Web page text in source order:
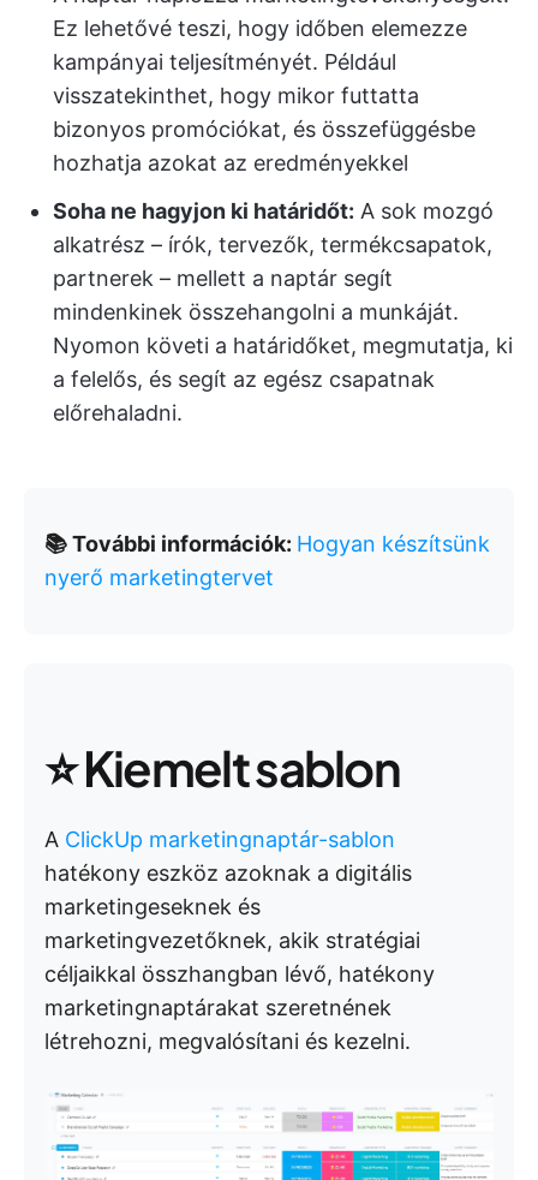
Ez lehetővé teszi, hogy időben elemezze
kampányai teljesítményét. Például
visszatekinthet, hogy mikor futtatta
bizonyos promóciókat, és összefüggésbe
hozhatja azokat az eredményekkel
Soha ne hagyjon ki határidőt: A sok mozgó
alkatrész – írók, tervezők, termékcsapatok,
partnerek – mellett a naptár segít
mindenkinek összehangolni a munkáját.
Nyomon követi a határidőket, megmutatja, ki
a felelős, és segít az egész csapatnak
előrehaladni.
📚 További információk: Hogyan készítsünk
nyerő marketingtervet
⭐ Kiemelt sablon
A ClickUp marketingnaptár-sablon
hatékony eszköz azoknak a digitális
marketingeseknek és
marketingvezetőknek, akik stratégiai
céljaikkal összhangban lévő, hatékony
marketingnaptárakat szeretnének
létrehozni, megvalósítani és kezelni.